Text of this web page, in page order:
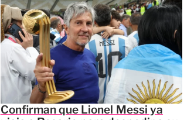
Confirman que Lionel Messi ya